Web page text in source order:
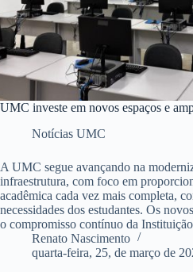
UMC investe em novos espaços e
Notícias UMC
A UMC segue avançando na
infraestrutura, com foco em
acadêmica cada vez mais completa,
necessidades dos estudantes. Os
o compromisso contínuo da
Renato Nascimento
quarta-feira, 25, de março de